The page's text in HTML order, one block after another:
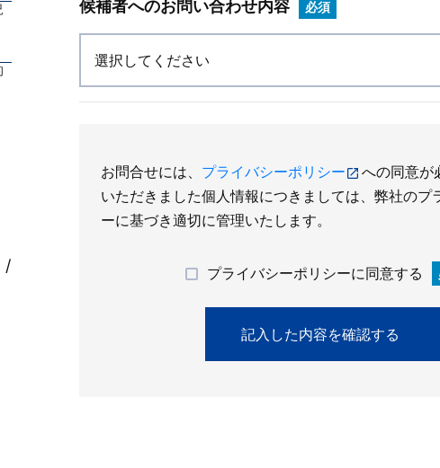
/
候補者へのお問い合わせ内容 必須
お問合せには、 プライバシーポリシー
への同意が
いただきました個人情報につきましては、弊社のプ
ーに基づき適切に管理いたします。
プライバシーポリシーに同意する